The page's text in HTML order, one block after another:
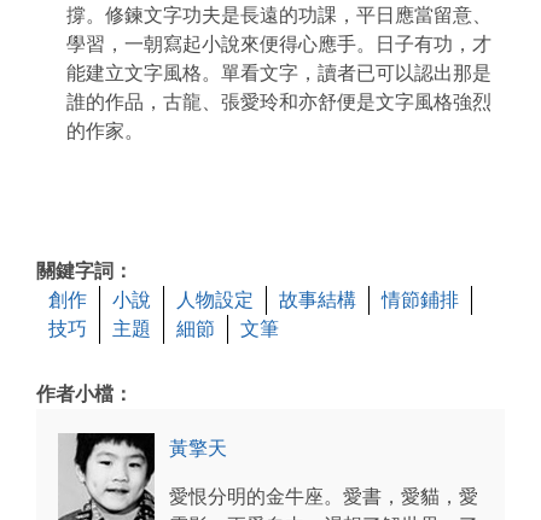
撐。修鍊文字功夫是長遠的功課，平日應當留意、
學習，一朝寫起小說來便得心應手。日子有功，才
能建立文字風格。單看文字，讀者已可以認出那是
誰的作品，古龍、張愛玲和亦舒便是文字風格強烈
的作家。
關鍵字詞：
創作
小說 人物設定 故事結構
情節鋪排
技巧
主題 細節 文筆
作者小檔：
黃擎天
愛恨分明的金牛座。愛書，愛貓，愛